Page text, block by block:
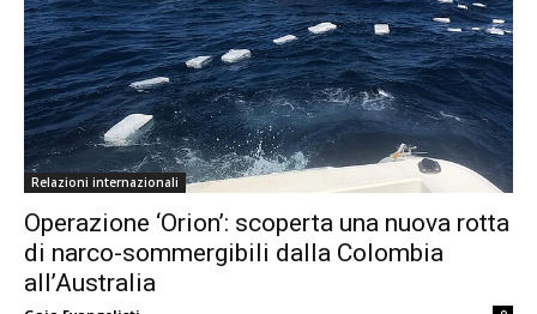
Relazioni internazionali
Operazione ‘Orion’: scoperta una nuova rotta
di narco-sommergibili dalla Colombia
all’Australia